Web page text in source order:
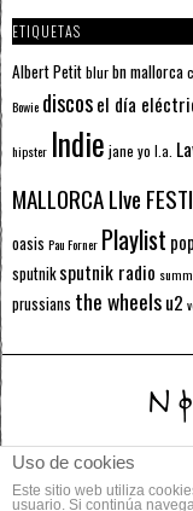
ETIQUETAS
Albert Petitblurbn mallorca
Bowie discosel día
hipster Indie jane yo l.a.
MALLORCA LIve
oasis Pau Forner Playlist pop
sputnik sputnik radio
prussians the wheelsu2
© 2014
Uso de cookies
Este sitio web utiliza
usuario. Si continúa